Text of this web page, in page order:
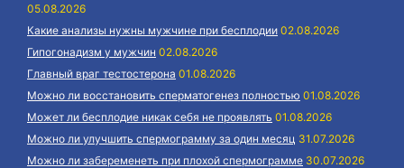
05.08.2026
Какие анализы нужны мужчине при бесплодии 02.08.2026
Гипогонадизм у мужчин 02.08.2026
Главный враг тестостерона 01.08.2026
Можно ли восстановить сперматогенез полностью 01.08.2026
Может ли бесплодие никак себя не проявлять 01.08.2026
Можно ли улучшить спермограмму за один месяц 31.07.2026
Можно ли забеременеть при плохой спермограмме 30.07.2026